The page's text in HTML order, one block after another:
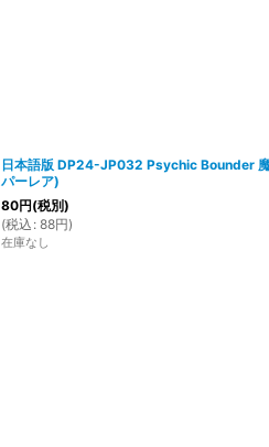
日本語版 DP24-JP032 Psychic Bounder
パーレア)
80円(税別)
(税込 : 88円)
在庫なし